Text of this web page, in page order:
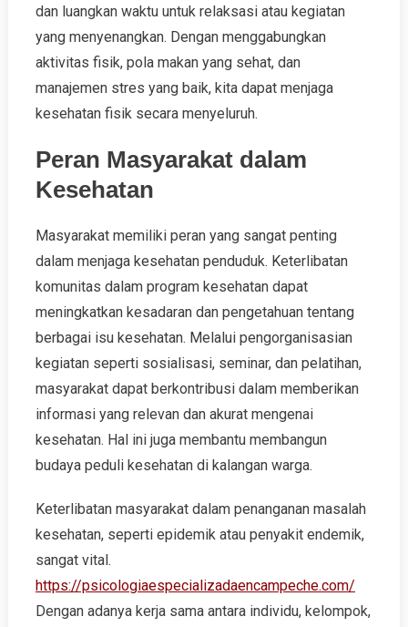
dan luangkan waktu untuk relaksasi atau kegiatan
yang menyenangkan. Dengan menggabungkan
aktivitas fisik, pola makan yang sehat, dan
manajemen stres yang baik, kita dapat menjaga
kesehatan fisik secara menyeluruh.
Peran Masyarakat dalam
Kesehatan
Masyarakat memiliki peran yang sangat penting
dalam menjaga kesehatan penduduk. Keterlibatan
komunitas dalam program kesehatan dapat
meningkatkan kesadaran dan pengetahuan tentang
berbagai isu kesehatan. Melalui pengorganisasian
kegiatan seperti sosialisasi, seminar, dan pelatihan,
masyarakat dapat berkontribusi dalam memberikan
informasi yang relevan dan akurat mengenai
kesehatan. Hal ini juga membantu membangun
budaya peduli kesehatan di kalangan warga.
Keterlibatan masyarakat dalam penanganan masalah
kesehatan, seperti epidemik atau penyakit endemik,
sangat vital.
https://psicologiaespecializadaencampeche.com/
Dengan adanya kerja sama antara individu, kelompok,